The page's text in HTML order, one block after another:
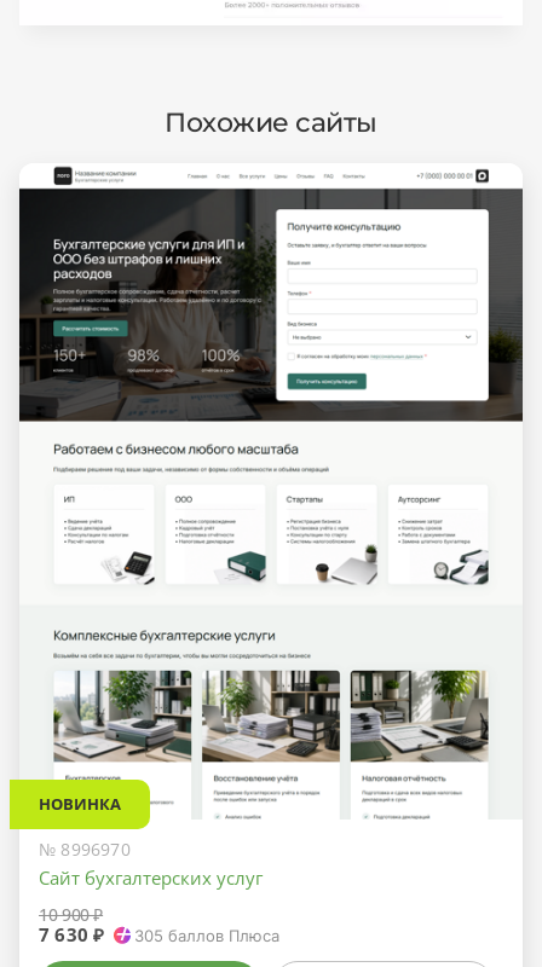
Похожие сайты
НОВИНКА
№ 8996970
Сайт бухгалтерских услуг
10 900 ₽
7 630 ₽ 305 баллов Плюса